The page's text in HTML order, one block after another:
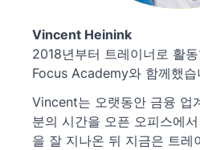
Vincent Heinink
2018년부터 트레이너로 활
Focus Academy와 함께했습
Vincent는 오랫동안 금융 업
분의 시간을 오픈 오피스에
을 잘 지나온 뒤 지금은 트레